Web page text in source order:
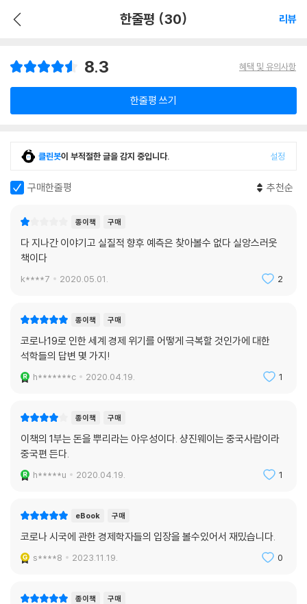
한줄평 (30) 리뷰
8.3 혜택 및 유의사항
한줄평 쓰기
클린봇이 부적절한 글을 감지 중입니다. 설정
구매한줄평 추천순
종이책 구매
다 지나간 이야기고 실질적 향후 예측은 찾아볼수 없다 실앙스러웃
책이다
k****7 2020.05.01. 2
종이책 구매
코로나19로 인한 세계 경제 위기를 어떻게 극복할 것인가에 대한
석학들의 답변 몇 가지!
h*******c 2020.04.19. 1
종이책 구매
이책의 1부는 돈을 뿌리라는 아우성이다. 샹진웨이는 중국사람이라
중국편 든다.
h*****u 2020.04.19. 1
eBook 구매
코로나 시국에 관한 경제학자들의 입장을 볼수있어서 재밌습니다.
s****8 2023.11.19. 0
종이책 구매